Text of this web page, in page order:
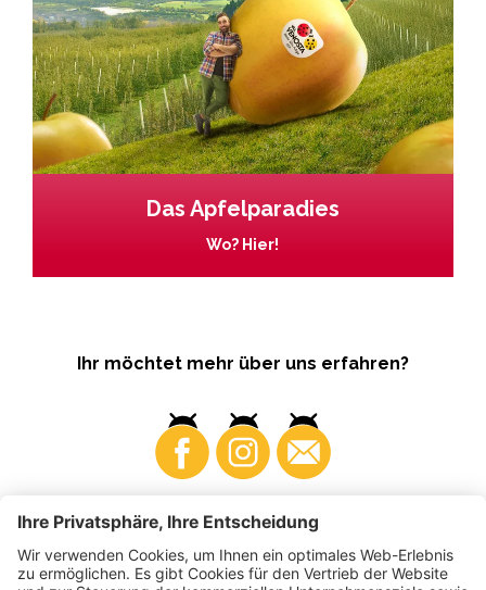
Das Apfelparadies
Wo? Hier!
Ihr möchtet mehr über uns erfahren?
Business Produzenten